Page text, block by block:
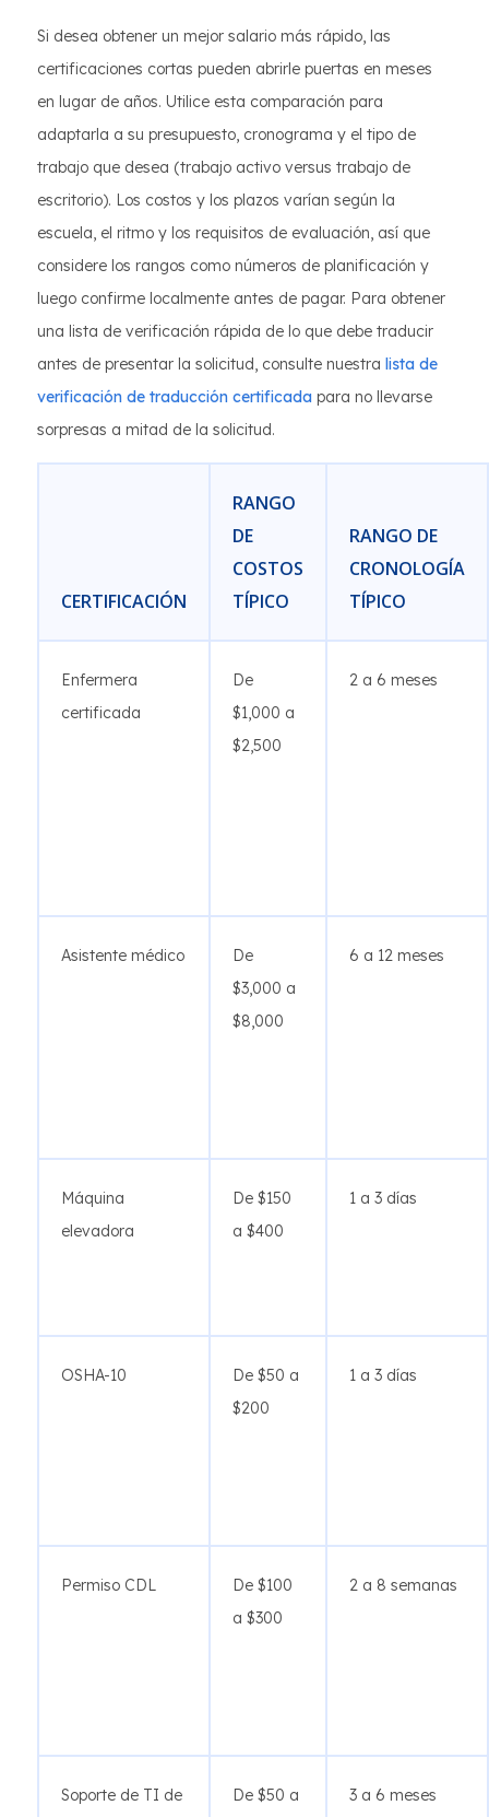
Si desea obtener un mejor salario más rápido, las
certificaciones cortas pueden abrirle puertas en meses
en lugar de años. Utilice esta comparación para
adaptarla a su presupuesto, cronograma y el tipo de
trabajo que desea (trabajo activo versus trabajo de
escritorio). Los costos y los plazos varían según la
escuela, el ritmo y los requisitos de evaluación, así que
considere los rangos como números de planificación y
luego confirme localmente antes de pagar. Para obtener
una lista de verificación rápida de lo que debe traducir
antes de presentar la solicitud, consulte nuestra lista de
verificación de traducción certificada para no llevarse
sorpresas a mitad de la solicitud.
CERTIFICACIÓN
RANGO
DE
COSTOS
TÍPICO
RANGO DE
CRONOLOGÍA
TÍPICO
Enfermera
certificada
De
$1,000 a
$2,500
2 a 6 meses
Asistente médico
De
$3,000 a
$8,000
6 a 12 meses
Máquina
elevadora
De $150
a $400
1 a 3 días
OSHA-10
De $50 a
$200
1 a 3 días
Permiso CDL
De $100
a $300
2 a 8 semanas
Soporte de TI de De $50 a 3 a 6 meses